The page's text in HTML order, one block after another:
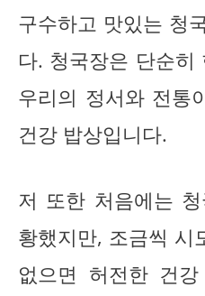
구수하고 맛있는 청
다. 청국장은 단순히
우리의 정서와 전통
건강 밥상입니다.
저 또한 처음에는
황했지만, 조금씩 시
없으면 허전한 건